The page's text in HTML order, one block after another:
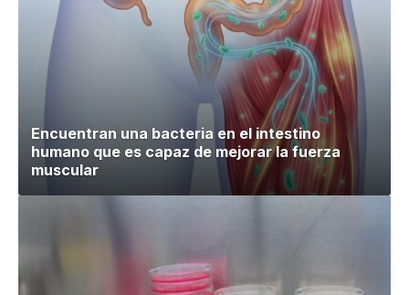
Encuentran una bacteria en el intestino
humano que es capaz de mejorar la fuerza
muscular